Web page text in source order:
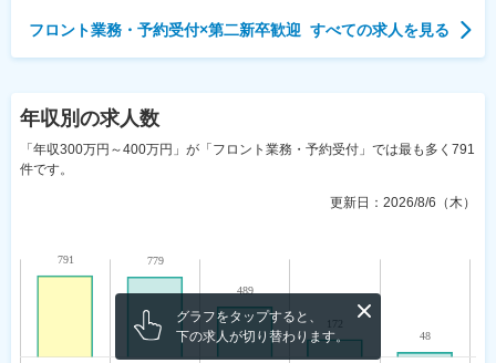
フロント業務・予約受付×第二新卒歓迎 すべての求人を見る
年収別の求人数
「年収300万円～400万円」が「フロント業務・予約受付」では最も多く791
件です。
更新日： 2026/8/6（木）
グラフをタップすると、
下の求人が切り替わります。